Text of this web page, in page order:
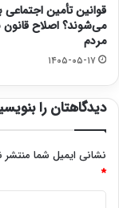
قوانین تأمین اجتماعی
می‌شوند؟ اصلاح قانون
مردم
۱۴۰۵-۰۵-۱۷
دیدگاهتان را
نشانی ایمیل شما
*